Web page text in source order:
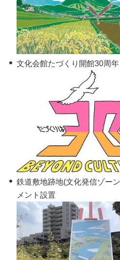
文化会館たづくり開館30周
鉄道敷地跡地(文化発信ゾー
メント設置